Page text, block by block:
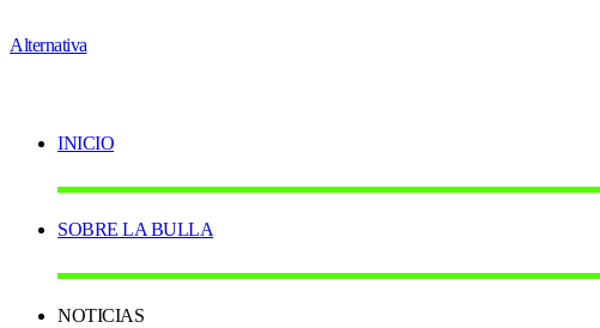
INICIO
SOBRE LA BULLA
NOTICIAS